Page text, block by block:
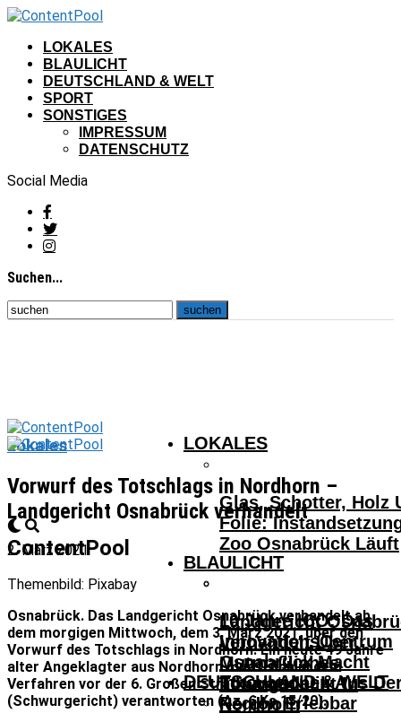
LOKALES
BLAULICHT
DEUTSCHLAND & WELT
SPORT
SONSTIGES
IMPRESSUM
DATENSCHUTZ
Social Media
Suchen...
ContentPool
LOKALES
Glas, Schotter, Holz
Folie:
Zoo Osnabrück Läuft
10 Jahre ICO: Das
InnovationsCentrum
Osnabrück Macht
Innovationen Aus
Region Erlebbar
BLAULICHT
Landgericht
Verhandelt Über
Mutmaßliches
Tötungsdelikt In
Nordhorn
DEUTSCHLAND & WELT
Lokales
Vorwurf des Totschlags in Nordhorn –
Landgericht Osnabrück verhandelt
2. März 2021
Themenbild: Pixabay
Osnabrück. Das Landgericht Osnabrück verhandelt ab
dem morgigen Mittwoch, dem 3. März 2021, über den
Vorwurf des Totschlags in Nordhorn. Ein heute 49 Jahre
alter Angeklagter aus Nordhorn muss sich in dem
Verfahren vor der 6. Großen Strafkammer
(Schwurgericht) verantworten (Az. 6 Ks 15/20).